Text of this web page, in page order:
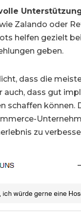
Zalando oder
helfen gezielt
geben.
dass die
auch, dass gut
schaffen
zu